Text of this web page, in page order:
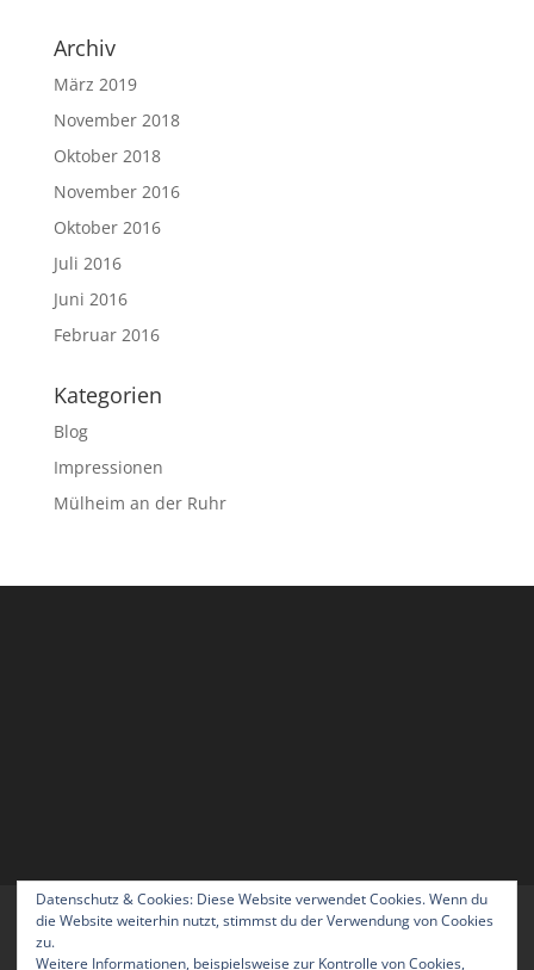
Archiv
März 2019
November 2018
Oktober 2018
November 2016
Oktober 2016
Juli 2016
Juni 2016
Februar 2016
Kategorien
Blog
Impressionen
Mülheim an der Ruhr
Home Blog Über uns
Kontakt
Datenschutz & Cookies: Diese Website verwendet Cookies. Wenn du
die Website weiterhin nutzt, stimmst du der Verwendung von Cookies
zu.
Weitere Informationen, beispielsweise zur Kontrolle von Cookies,